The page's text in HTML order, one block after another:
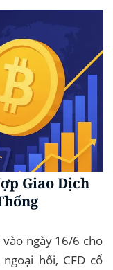
Giao Dịch
ngày 16/6 cho
hối, CFD cổ